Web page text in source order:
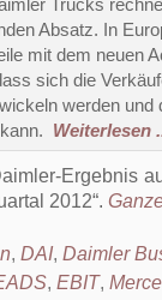
Trucks
Absatz. In
mit dem neuen
sich die
werden und
Weiterlesen
Ergebnis
2012 .
, DAI, Daimler
, EBIT,